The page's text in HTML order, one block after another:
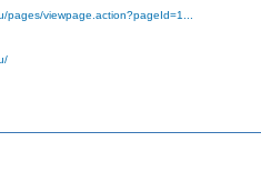
pages/viewpage.action?pageId=1...